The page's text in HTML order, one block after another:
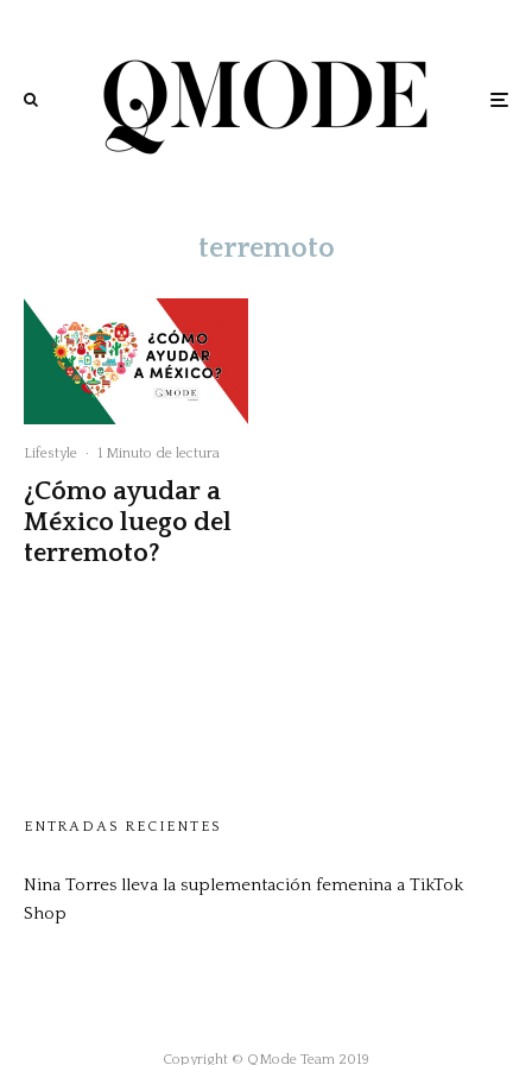
terremoto
Lifestyle · 1 Minuto de lectura
¿Cómo ayudar a
México luego del
terremoto?
ENTRADAS RECIENTES
Nina Torres lleva la suplementación femenina a TikTok
Shop
Copyright © QMode Team 2019